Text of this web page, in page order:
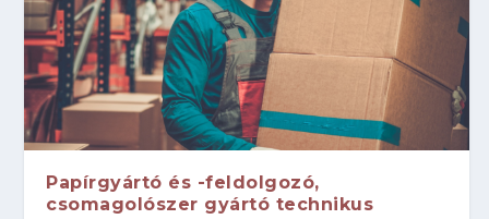
Papírgyártó és -feldolgozó,
csomagolószer gyártó technikus